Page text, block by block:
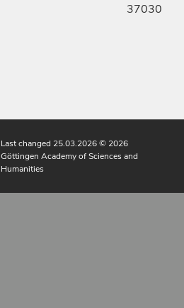
37030
Last changed 25.03.2026© 2026
Göttingen Academy of Sciences and
Humanities